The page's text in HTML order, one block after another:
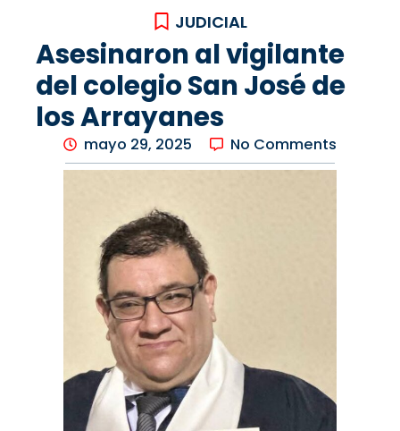
JUDICIAL
Asesinaron al vigilante
del colegio San José de
los Arrayanes
mayo 29, 2025 No Comments